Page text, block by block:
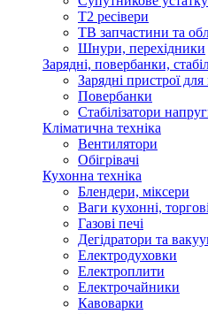
Т2 ресівери
ТВ запчастини та
Шнури, перехідники
Зарядні, повербанки,
Зарядні пристрої для
Повербанки
Стабілізатори
Кліматична техніка
Вентилятори
Обігрівачі
Кухонна техніка
Блендери, міксери
Ваги кухонні,
Газові печі
Дегідратори та
Електродуховки
Електроплити
Електрочайники
Кавоварки